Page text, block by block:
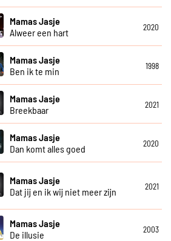
Mamas Jasje
Alweer een hart
2020
Mamas Jasje
Ben ik te min
1998
Mamas Jasje
Breekbaar
2021
Mamas Jasje
Dan komt alles goed
2020
Mamas Jasje
Dat jij en ik wij niet meer zijn
2021
Mamas Jasje
De illusie
2003